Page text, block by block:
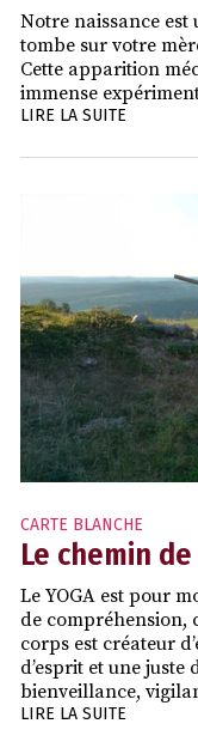
Notre naissance
tombe sur votre
Cette apparition
immense
LIRE LA SUITE
CARTE BLANCHE
Le chemin
Le YOGA est pour
de compréhension,
corps est créateur
d’esprit et une
bienveillance,
LIRE LA SUITE